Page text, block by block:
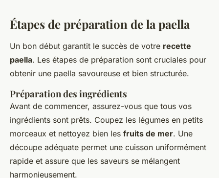
Étapes de préparation de la paella
Un bon début garantit le succès de votre recette
paella. Les étapes de préparation sont cruciales pour
obtenir une paella savoureuse et bien structurée.
Préparation des ingrédients
Avant de commencer, assurez-vous que tous vos
ingrédients sont prêts. Coupez les légumes en petits
morceaux et nettoyez bien les fruits de mer. Une
découpe adéquate permet une cuisson uniformément
rapide et assure que les saveurs se mélangent
harmonieusement.